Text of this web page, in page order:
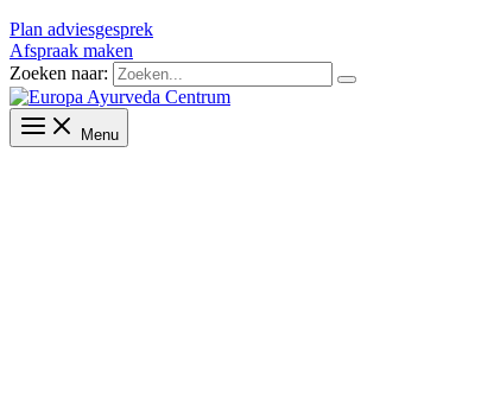
Plan adviesgesprek
Afspraak maken
Zoeken naar:
Menu